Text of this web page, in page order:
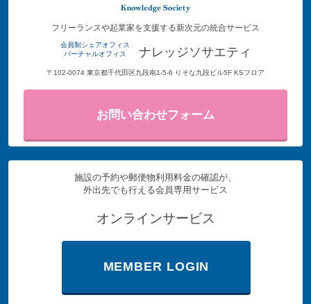
フリーランスや起業家を支援する新次元の統合サービス
会員制シェアオフィス
バーチャルオフィス
ナレッジソサエティ
〒102-0074 東京都千代田区九段南1-5-6 りそな九段ビル5F KSフロア
お問い合わせフォーム
施設の予約や郵便物利用料金の確認が、
外出先でも行える会員専用サービス
オンラインサービス
MEMBER LOGIN